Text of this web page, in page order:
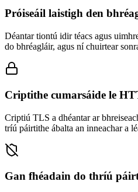
Próiseáil laistigh den
Déantar tiontú idir téacs agus
do bhréagláir, agus ní chuirtear
Criptithe cumarsáide le
Criptiú TLS a dhéantar ar
tríú páirtithe ábalta an inneachar a
Gan fhéadain do thríú